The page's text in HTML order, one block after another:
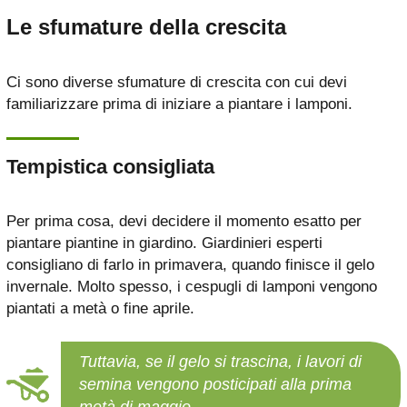
Le sfumature della crescita
Ci sono diverse sfumature di crescita con cui devi
familiarizzare prima di iniziare a piantare i lamponi.
Tempistica consigliata
Per prima cosa, devi decidere il momento esatto per
piantare piantine in giardino. Giardinieri esperti
consigliano di farlo in primavera, quando finisce il gelo
invernale. Molto spesso, i cespugli di lamponi vengono
piantati a metà o fine aprile.
Tuttavia, se il gelo si trascina, i lavori di
semina vengono posticipati alla prima